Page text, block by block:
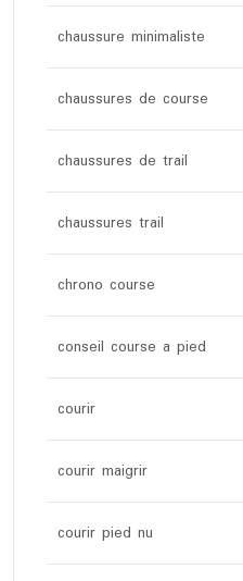
chaussure minimaliste
chaussures de course
chaussures de trail
chaussures trail
chrono course
conseil course a pied
courir
courir maigrir
courir pied nu